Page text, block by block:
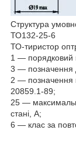
Структура
ТО132-25-6
ТО-тиристор
1 — порядковий
3 — позначення
2 — позначення
20859.1-89;
25 —
стані, А;
6 — клас за